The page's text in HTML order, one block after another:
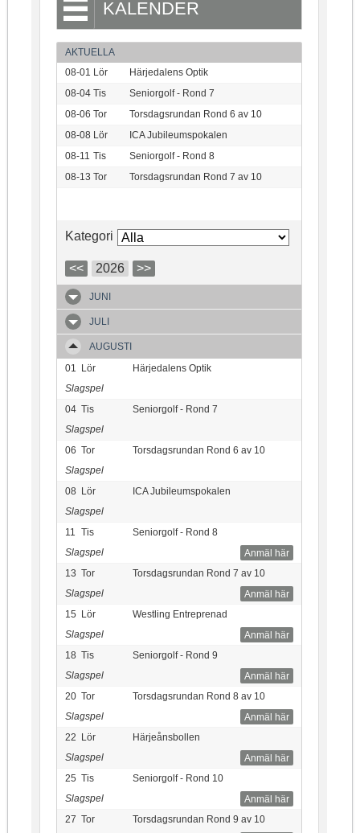
KALENDER
AKTUELLA
08-01 Lör
Härjedalens Optik
08-04 Tis
Seniorgolf - Rond 7
08-06 Tor
Torsdagsrundan Rond 6 av 10
08-08 Lör
ICA Jubileumspokalen
08-11 Tis
Seniorgolf - Rond 8
08-13 Tor Torsdagsrundan Rond 7 av 10
Kategori
<< 2026 >>
JUNI
JULI
AUGUSTI
01
Lör
Härjedalens Optik
Slagspel
04 Tis
Seniorgolf - Rond 7
Slagspel
06 Tor
Torsdagsrundan Rond 6 av 10
Slagspel
08
Lör
ICA Jubileumspokalen
Slagspel
11 Tis
Seniorgolf - Rond 8
Anmäl här
Slagspel
13 Tor
Torsdagsrundan Rond 7 av 10
Anmäl här
Slagspel
15
Lör
Westling Entreprenad
Anmäl här
Slagspel
18 Tis
Seniorgolf - Rond 9
Anmäl här
Slagspel
20 Tor
Torsdagsrundan Rond 8 av 10
Anmäl här
Slagspel
22
Lör
Härjeånsbollen
Anmäl här
Slagspel
25 Tis
Seniorgolf - Rond 10
Anmäl här
Slagspel
27 Tor
Torsdagsrundan Rond 9 av 10